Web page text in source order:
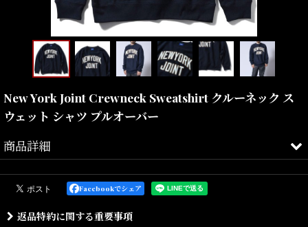
New York Joint Crewneck Sweatshirt クルーネック ス
ウェット シャツ プルオーバー
商品詳細
サブコンセプトとも言える「NEW YORK JOINT」をプリントしたク
ルーネックスウェットシャツとなります。
カレッジ調のデザインで、シンプルながらワードのインパクトが感
Facebookでシェア
返品特約に関する重要事項